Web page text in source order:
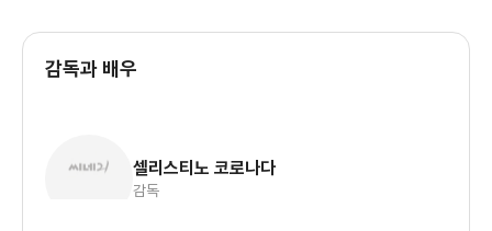
감독과 배우
셀리스티노 코로나다
감독